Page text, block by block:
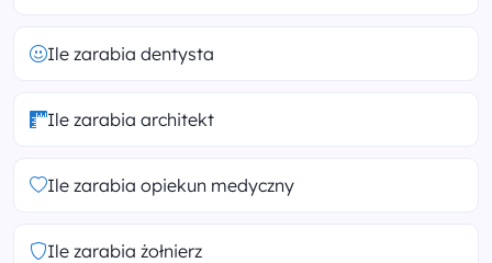
Ile zarabia dentysta
Ile zarabia architekt
Ile zarabia opiekun medyczny
Ile zarabia żołnierz